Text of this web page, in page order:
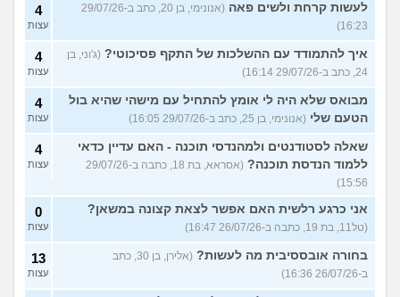
לעשות קרחת ולשים פאה
(אנונימי, בן 20, כתב ב-29/07/26
16:23)
4
עצות
איך להתמודד עם ההשלכות של התקף פסיכוטי? (ג'וני, בן
24, כתב ב-29/07/26 16:14)
4
עצות
מבואס שלא היה לי אומץ להתחיל עם מישהי שהיא בול
הטעם שלי (אנונימי, בן 25, כתב ב-29/07/26 16:05)
4
עצות
שאלה לסטודנטים ולמהנדסי תוכנה - האם עדיין כדאי
ללמוד הנדסת תוכנה?
(אסראא, בת 18, כתבה ב-29/07/26
15:56)
4
עצות
אני כרגע רלשית האם אפשר לצאת קצונה במשאן?
(טל11, בת 19, כתבה ב-26/07/26 16:47)
0
עצות
בחורה אובססיבית מה לעשות?
(אלירן, בן 30, כתב
ב-26/07/26 16:36)
13
עצות